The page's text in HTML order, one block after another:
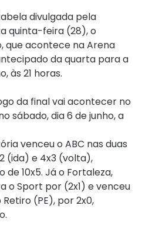
divulgada pela
quinta-feira (28), o
que acontece na Arena
da quarta para a
às 21 horas.
da final vai acontecer no
sábado, dia 6 de junho, a
venceu o ABC nas duas
(ida) e 4x3 (volta),
10x5. Já o Fortaleza,
o Sport por (2x1) e venceu
(PE), por 2x0,